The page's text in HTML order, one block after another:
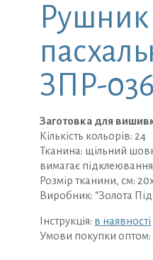
Рушник
ЗПР-
Заготовка для
Кількість кольорів: 24
Тканина: щільний
вимагає
Розмір тканини, см:
Виробник: “Золота
Інструкція: в наявності
Умови покупки оптом: